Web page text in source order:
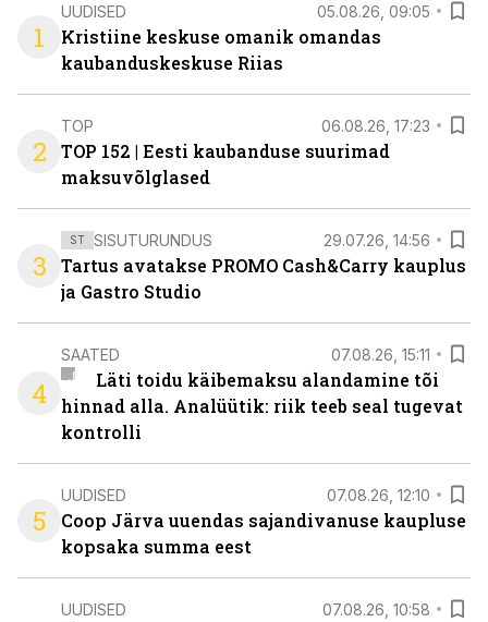
1
UUDISED 05.08.26, 09:05
Kristiine keskuse omanik omandas
kaubanduskeskuse Riias
2
TOP 06.08.26, 17:23
TOP 152 | Eesti kaubanduse suurimad
maksuvõlglased
3
ST SISUTURUNDUS 29.07.26, 14:56
Tartus avatakse PROMO Cash&Carry kauplus
ja Gastro Studio
4
SAATED 07.08.26, 15:11
Läti toidu käibemaksu alandamine tõi
hinnad alla. Analüütik: riik teeb seal tugevat
kontrolli
5
UUDISED 07.08.26, 12:10
Coop Järva uuendas sajandivanuse kaupluse
kopsaka summa eest
UUDISED 07.08.26, 10:58